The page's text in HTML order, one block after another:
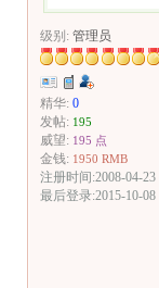
级别: 管理员
精华: 0
发帖: 195
威望: 195 点
金钱: 1950 RMB
注册时间:2008-04-23
最后登录:2015-10-08